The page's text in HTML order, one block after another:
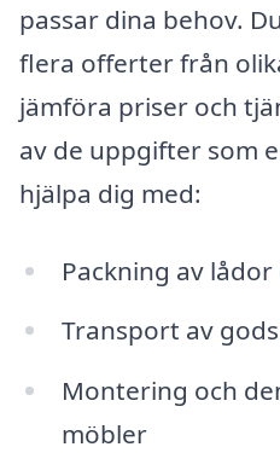
passar dina behov.
flera offerter från
jämföra priser och
av de uppgifter som
hjälpa dig med:
Packning av
Transport av
Montering och
möbler